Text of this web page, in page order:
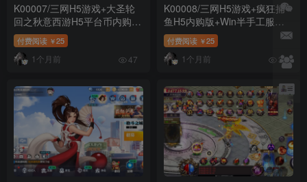
K00007/三网H5游戏+大圣轮
回之秋意西游H5平台币内购版
+Linux手工服务端+GM加币后
台+GM授权后台+详细搭建教
程+教程演示
付费阅读 ￥25
1个月前 47
K00008/三网H5游戏+疯狂捕
鱼H5内购版+Win半手工服务
端+详细搭建教程+教程演示
付费阅读 ￥25
1个月前 31